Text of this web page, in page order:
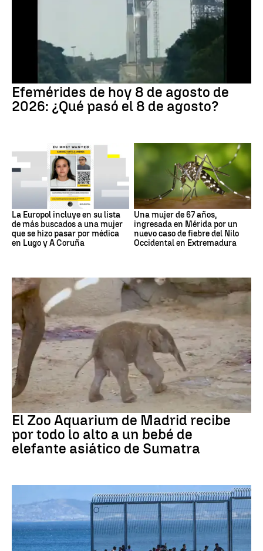
Efemérides de hoy 8 de agosto de
2026: ¿Qué pasó el 8 de agosto?
La Europol incluye en su lista
de más buscados a una mujer
que se hizo pasar por médica
en Lugo y A Coruña
Una mujer de 67 años,
ingresada en Mérida por un
nuevo caso de fiebre del Nilo
Occidental en Extremadura
Zoo de Madrid
El Zoo Aquarium de Madrid recibe
por todo lo alto a un bebé de
elefante asiático de Sumatra